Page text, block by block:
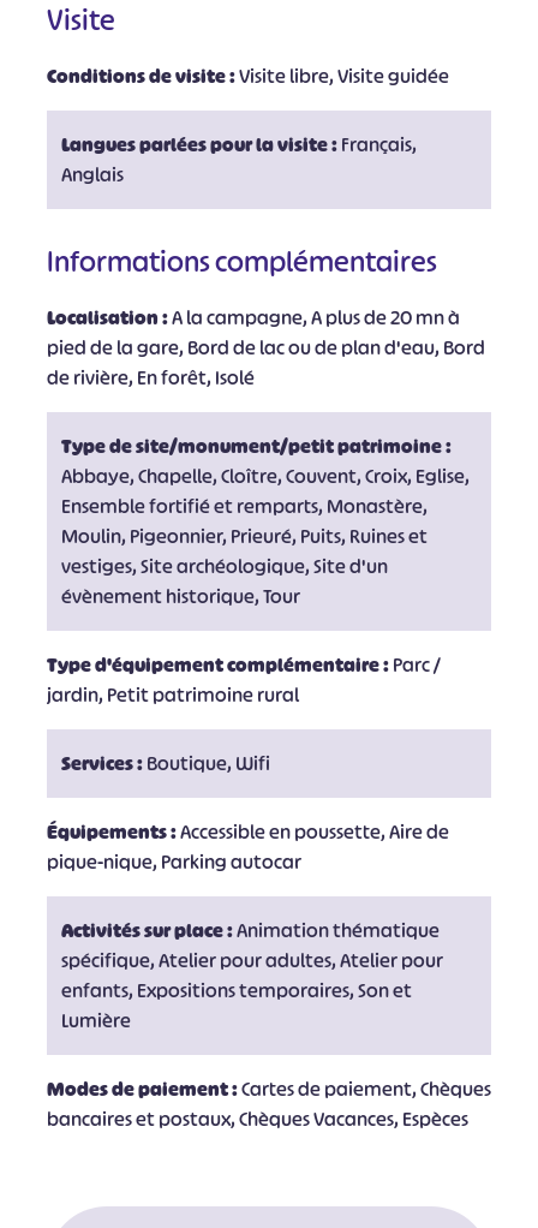
Visite
Conditions de visite :Visite libre, Visite guidée
Langues parlées pour la visite :Français,
Anglais
Informations complémentaires
Localisation :A la campagne, A plus de 20 mn à
pied de la gare, Bord de lac ou de plan d'eau, Bord
de rivière, En forêt, Isolé
Type de site/monument/petit patrimoine :
Abbaye, Chapelle, Cloître, Couvent, Croix, Eglise,
Ensemble fortifié et remparts, Monastère,
Moulin, Pigeonnier, Prieuré, Puits, Ruines et
vestiges, Site archéologique, Site d'un
évènement historique, Tour
Type d'équipement complémentaire :Parc /
jardin, Petit patrimoine rural
Services :Boutique, Wifi
Équipements :Accessible en poussette, Aire de
pique-nique, Parking autocar
Activités sur place :Animation thématique
spécifique, Atelier pour adultes, Atelier pour
enfants, Expositions temporaires, Son et
Lumière
Modes de paiement :Cartes de paiement, Chèques
bancaires et postaux, Chèques Vacances, Espèces